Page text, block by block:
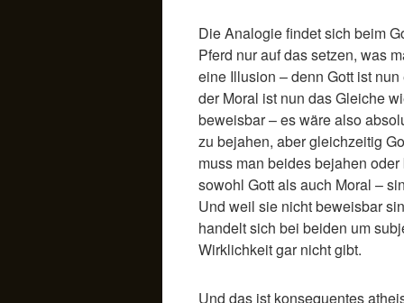
Die Analogie findet sich beim
Pferd nur auf das setzen, was
eine Illusion – denn Gott ist
der Moral ist nun das Gleiche
beweisbar – es wäre also
zu bejahen, aber gleichzeitig
muss man beides bejahen
sowohl Gott als auch Moral –
Und weil sie nicht beweisbar
handelt sich bei beiden um
Wirklichkeit gar nicht gibt.
Und das ist konsequentes